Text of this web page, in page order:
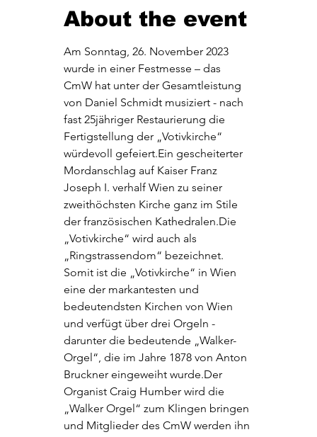
About the event
Am Sonntag, 26. November 2023
wurde in einer Festmesse – das
CmW hat unter der Gesamtleistung
von Daniel Schmidt musiziert - nach
fast 25jähriger Restaurierung die
Fertigstellung der „Votivkirche“
würdevoll gefeiert.Ein gescheiterter
Mordanschlag auf Kaiser Franz
Joseph I. verhalf Wien zu seiner
zweithöchsten Kirche ganz im Stile
der französischen Kathedralen.Die
„Votivkirche“ wird auch als
„Ringstrassendom“ bezeichnet.
Somit ist die „Votivkirche“ in Wien
eine der markantesten und
bedeutendsten Kirchen von Wien
und verfügt über drei Orgeln -
darunter die bedeutende „Walker-
Orgel“, die im Jahre 1878 von Anton
Bruckner eingeweiht wurde.Der
Organist Craig Humber wird die
„Walker Orgel“ zum Klingen bringen
und Mitglieder des CmW werden ihn